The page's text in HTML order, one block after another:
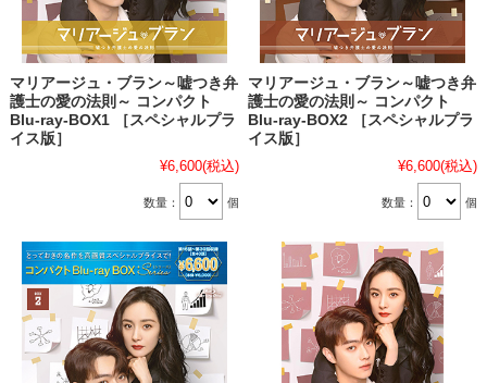
マリアージュ・ブラン～嘘つき弁
護士の愛の法則～ コンパクト
Blu-ray-BOX1 ［スペシャルプラ
イス版］
¥6,600(税込)
数量： 個
マリアージュ・ブラン～嘘つき弁
護士の愛の法則～ コンパクト
Blu-ray-BOX2 ［スペシャルプラ
イス版］
¥6,600(税込)
数量： 個